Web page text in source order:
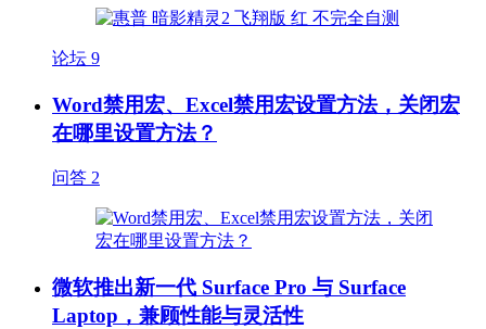
论坛 9
Word禁用宏、Excel禁用宏设置方法，关闭宏
在哪里设置方法？
问答 2
微软推出新一代 Surface Pro 与 Surface
Laptop，兼顾性能与灵活性